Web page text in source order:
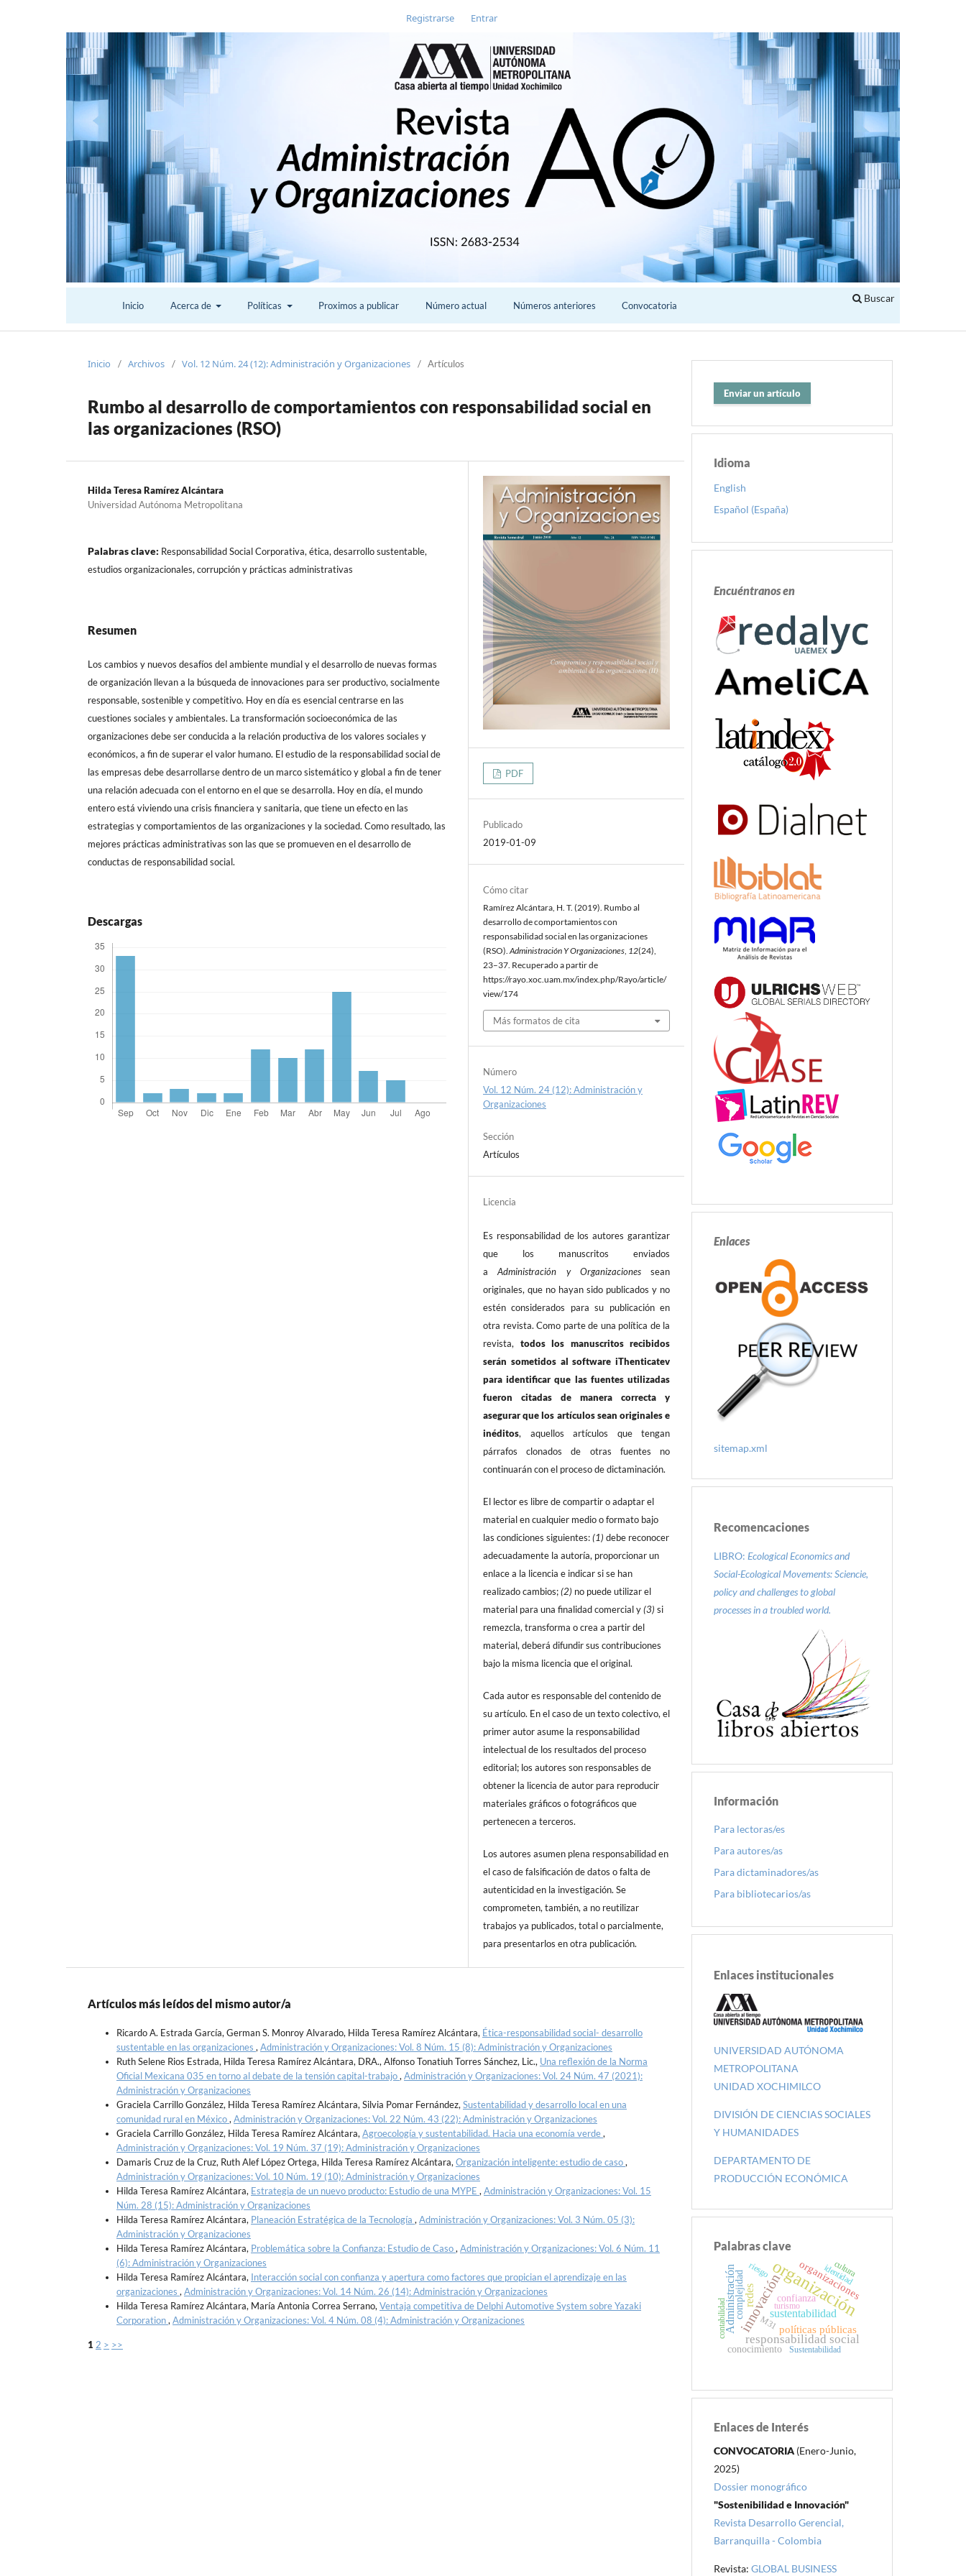
Inicio Acerca de Políticas Proximos a publicar Número actual Números anteriores Convocatoria
Buscar
Registrarse Entrar
Inicio / Archivos / Vol. 12 Núm. 24 (12): Administración y Organizaciones / Artículos
Rumbo al desarrollo de comportamientos con responsabilidad social en
las organizaciones (RSO)
Hilda Teresa Ramírez Alcántara
Universidad Autónoma Metropolitana
Palabras clave: Responsabilidad Social Corporativa, ética, desarrollo sustentable,
estudios organizacionales, corrupción y prácticas administrativas
Resumen
Los cambios y nuevos desafíos del ambiente mundial y el desarrollo de nuevas formas
de organización llevan a la búsqueda de innovaciones para ser productivo, socialmente
responsable, sostenible y competitivo. Hoy en día es esencial centrarse en las
cuestiones sociales y ambientales. La transformación socioeconómica de las
organizaciones debe ser conducida a la relación productiva de los valores sociales y
económicos, a fin de superar el valor humano. El estudio de la responsabilidad social de
las empresas debe desarrollarse dentro de un marco sistemático y global a fin de tener
una relación adecuada con el entorno en el que se desarrolla. Hoy en día, el mundo
entero está viviendo una crisis financiera y sanitaria, que tiene un efecto en las
estrategias y comportamientos de las organizaciones y la sociedad. Como resultado, las
mejores prácticas administrativas son las que se promueven en el desarrollo de
conductas de responsabilidad social.
Descargas
PDF
Publicado
2019-01-09
Cómo citar
Ramírez Alcántara, H. T. (2019). Rumbo al
desarrollo de comportamientos con
responsabilidad social en las organizaciones
(RSO).Administración Y Organizaciones, 12(24),
23–37. Recuperado a partir de
https://rayo.xoc.uam.mx/index.php/Rayo/article/
view/174
Más formatos de cita
Número
Vol. 12 Núm. 24 (12): Administración y
Organizaciones
Sección
Artículos
Licencia
Es responsabilidad de los autores garantizar
que los manuscritos enviados
aAdministración y Organizaciones sean
originales, que no hayan sido publicados y no
estén considerados para su publicación en
otra revista. Como parte de una política de la
revista, todos los manuscritos recibidos
serán sometidos al software iThenticatev
para identificar que las fuentes utilizadas
fueron citadas de manera correcta y
asegurar que los artículos sean originales e
inéditos, aquellos artículos que tengan
párrafos clonados de otras fuentes no
continuarán con el proceso de dictaminación.
El lector es libre de compartir o adaptar el
material en cualquier medio o formato bajo
las condiciones siguientes:(1) debe reconocer
adecuadamente la autoría, proporcionar un
enlace a la licencia e indicar si se han
realizado cambios;(2) no puede utilizar el
material para una finalidad comercial y(3) si
remezcla, transforma o crea a partir del
material, deberá difundir sus contribuciones
bajo la misma licencia que el original.
Cada autor es responsable del contenido de
su artículo. En el caso de un texto colectivo, el
primer autor asume la responsabilidad
intelectual de los resultados del proceso
editorial; los autores son responsables de
obtener la licencia de autor para reproducir
materiales gráficos o fotográficos que
pertenecen a terceros.
Los autores asumen plena responsabilidad en
el caso de falsificación de datos o falta de
autenticidad en la investigación. Se
comprometen, también, a no reutilizar
trabajos ya publicados, total o parcialmente,
para presentarlos en otra publicación.
Artículos más leídos del mismo autor/a
Ricardo A. Estrada García, German S. Monroy Alvarado, Hilda Teresa Ramírez Alcántara, Ética-responsabilidad social- desarrollo
sustentable en las organizaciones ,Administración y Organizaciones: Vol. 8 Núm. 15 (8): Administración y Organizaciones
Ruth Selene Rios Estrada, Hilda Teresa Ramírez Alcántara, DRA., Alfonso Tonatiuh Torres Sánchez, Lic., Una reflexión de la Norma
Oficial Mexicana 035 en torno al debate de la tensión capital-trabajo,Administración y Organizaciones: Vol. 24 Núm. 47 (2021):
Administración y Organizaciones
Graciela Carrillo González, Hilda Teresa Ramírez Alcántara, Silvia Pomar Fernández,Sustentabilidad y desarrollo local en una
comunidad rural en México,Administración y Organizaciones: Vol. 22 Núm. 43 (22): Administración y Organizaciones
Graciela Carrillo González, Hilda Teresa Ramírez Alcántara,Agroecología y sustentabilidad. Hacia una economía verde,
Administración y Organizaciones: Vol. 19 Núm. 37 (19): Administración y Organizaciones
Damaris Cruz de la Cruz, Ruth Alef López Ortega, Hilda Teresa Ramírez Alcántara,Organización inteligente: estudio de caso,
Administración y Organizaciones: Vol. 10 Núm. 19 (10): Administración y Organizaciones
Hilda Teresa Ramírez Alcántara, Estrategia de un nuevo producto: Estudio de una MYPE ,Administración y Organizaciones: Vol. 15
Núm. 28 (15): Administración y Organizaciones
Hilda Teresa Ramírez Alcántara, Planeación Estratégica de la Tecnología ,Administración y Organizaciones: Vol. 3 Núm. 05 (3):
Administración y Organizaciones
Hilda Teresa Ramírez Alcántara, Problemática sobre la Confianza: Estudio de Caso,Administración y Organizaciones: Vol. 6 Núm. 11
(6): Administración y Organizaciones
Hilda Teresa Ramírez Alcántara, Interacción social con confianza y apertura como factores que propician el aprendizaje en las
organizaciones ,Administración y Organizaciones: Vol. 14 Núm. 26 (14): Administración y Organizaciones
Hilda Teresa Ramírez Alcántara, María Antonia Correa Serrano,Ventaja competitiva de Delphi Automotive System sobre Yazaki
Corporation,Administración y Organizaciones: Vol. 4 Núm. 08 (4): Administración y Organizaciones
1 2 > >>
Enviar un artículo
Idioma
English
Español (España)
Encuéntranos en
Enlaces
sitemap.xml
Recomencaciones
LIBRO: Ecological Economics and
Social-Ecological Movements: Sciencie,
policy and challenges to global
processes in a troubled world.
Información
Para lectoras/es
Para autores/as
Para dictaminadores/as
Para bibliotecarios/as
Enlaces institucionales
UNIVERSIDAD AUTÓNOMA
METROPOLITANA
UNIDAD XOCHIMILCO
DIVISIÓN DE CIENCIAS SOCIALES
Y HUMANIDADES
DEPARTAMENTO DE
PRODUCCIÓN ECONÓMICA
Palabras clave
organización
innovación
responsabilidad social
redes
Administración sustentabilidad
políticas públicas
organizaciones
conocimiento
complejidad confianza
M31
identidad
riesgo cultura
Sustentabilidad
turismo
contabilidad
Enlaces de Interés
CONVOCATORIA (Enero-Junio,
2025)
Dossier monográfico
"Sostenibilidad e Innovación"
Revista Desarrollo Gerencial,
Barranquilla - Colombia
Revista: GLOBAL BUSINESS